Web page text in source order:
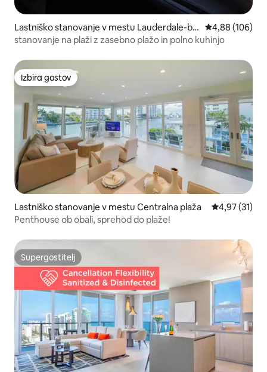
Lastniško stanovanje v mestu Lauderdale-by
-the-Sea
Povprečna
4,88 (106)
stanovanje na plaži z zasebno plažo in polno kuhinjo
Izbira gostov
Izbira gostov
Lastniško stanovanje v mestu Centralna plaža Povprečna
4,97 (31)
Penthouse ob obali, sprehod do plaže!
Supergostitelj
Supergostitelj